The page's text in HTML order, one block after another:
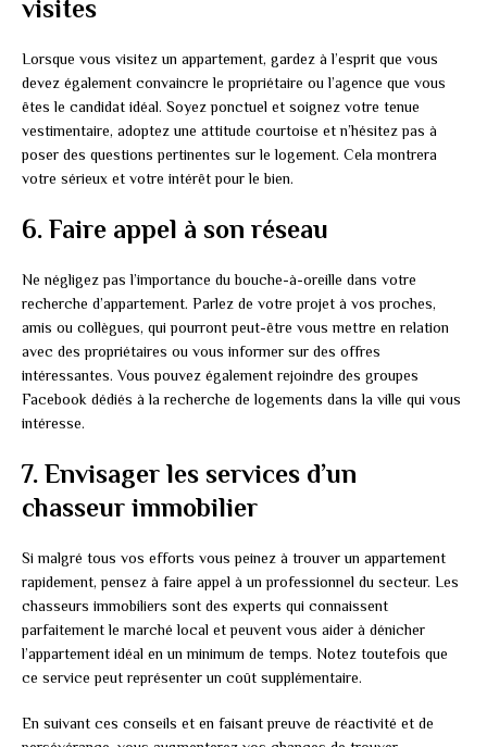
visites
Lorsque vous visitez un appartement, gardez à l’esprit que vous
devez également convaincre le propriétaire ou l’agence que vous
êtes le candidat idéal. Soyez ponctuel et soignez votre tenue
vestimentaire, adoptez une attitude courtoise et n’hésitez pas à
poser des questions pertinentes sur le logement. Cela montrera
votre sérieux et votre intérêt pour le bien.
6. Faire appel à son réseau
Ne négligez pas l’importance du bouche-à-oreille dans votre
recherche d’appartement. Parlez de votre projet à vos proches,
amis ou collègues, qui pourront peut-être vous mettre en relation
avec des propriétaires ou vous informer sur des offres
intéressantes. Vous pouvez également rejoindre des groupes
Facebook dédiés à la recherche de logements dans la ville qui vous
intéresse.
7. Envisager les services d’un
chasseur immobilier
Si malgré tous vos efforts vous peinez à trouver un appartement
rapidement, pensez à faire appel à un professionnel du secteur. Les
chasseurs immobiliers sont des experts qui connaissent
parfaitement le marché local et peuvent vous aider à dénicher
l’appartement idéal en un minimum de temps. Notez toutefois que
ce service peut représenter un coût supplémentaire.
En suivant ces conseils et en faisant preuve de réactivité et de